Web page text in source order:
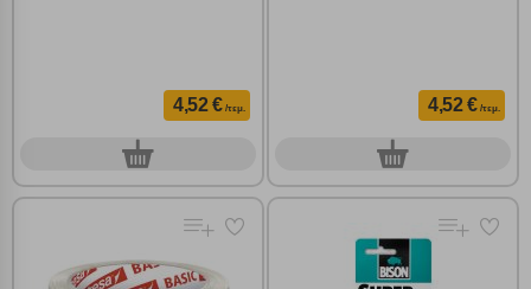
4,52 € /τεμ.
0τεμ.
4,52 € /τεμ.
0τεμ.